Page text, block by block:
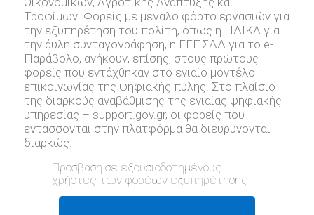
Τροφίμων. Φορείς με μεγάλο φόρτο εργασιών για
την εξυπηρέτηση του πολίτη, όπως η ΗΔΙΚΑ για
την άυλη συνταγογράφηση, η ΓΓΠΣΔΔ για το e-
Παράβολο, ανήκουν, επίσης, στους πρώτους
φορείς που εντάχθηκαν στο ενιαίο μοντέλο
επικοινωνίας της ψηφιακής πύλης. Στο πλαίσιο
της διαρκούς αναβάθμισης της ενιαίας ψηφιακής
υπηρεσίας – support.gov.gr, oι φορείς που
εντάσσονται στην πλατφόρμα θα διευρύνονται
διαρκώς.
Πρόσβαση σε εξουσιοδοτημένους
χρήστες των φορέων εξυπηρέτησης